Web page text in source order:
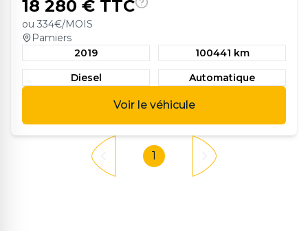
18 280 € TTC
ou 334€/MOIS
Pamiers
2019
100441 km
Diesel
Automatique
Voir le véhicule
1